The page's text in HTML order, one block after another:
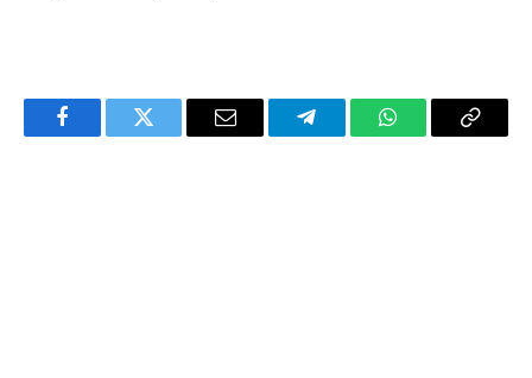
FacebookTwitter Email TelegramWhatsAppCopy